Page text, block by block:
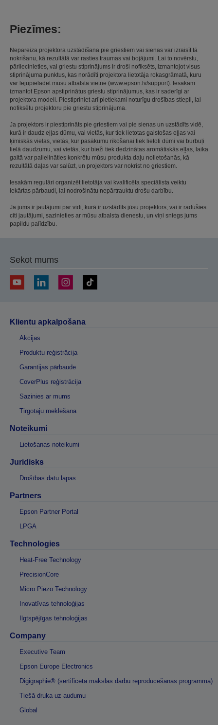
Piezīmes:
Nepareiza projektora uzstādīšana pie griestiem vai sienas var izraisīt tā
nokrišanu, kā rezultātā var rasties traumas vai bojājumi. Lai to novērstu,
pārliecinieties, vai griestu stiprinājums ir droši nofiksēts, izmantojot visus
stiprinājuma punktus, kas norādīti projektora lietotāja rokasgrāmatā, kuru
var lejupielādēt mūsu atbalsta vietnē (www.epson.lv/support). Iesakām
izmantot Epson apstiprinātus griestu stiprinājumus, kas ir saderīgi ar
projektora modeli. Piestipriniet arī pietiekami noturīgu drošības stiepli, lai
nofiksētu projektoru pie griestu stiprinājuma.
Ja projektors ir piestiprināts pie griestiem vai pie sienas un uzstādīts vidē,
kurā ir daudz eļļas dūmu, vai vietās, kur tiek lietotas gaistošas eļļas vai
ķīmiskās vielas, vietās, kur pasākumu rīkošanai tiek lietoti dūmi vai burbuļi
lielā daudzumu, vai vietās, kur bieži tiek dedzinātas aromātiskās eļļas, laika
gaitā var palielināties konkrētu mūsu produkta daļu nolietošanās, kā
rezultātā daļas var salūzt, un projektors var nokrist no griestiem.
Iesakām regulāri organizēt lietotāja vai kvalificēta speciālista veiktu
iekārtas pārbaudi, lai nodrošinātu nepārtrauktu drošu darbību.
Ja jums ir jautājumi par vidi, kurā ir uzstādīts jūsu projektors, vai ir radušies
citi jautājumi, sazinieties ar mūsu atbalsta dienestu, un viņi sniegs jums
papildu palīdzību.
Sekot mums
Klientu apkalpošana
Akcijas
Produktu reģistrācija
Garantijas pārbaude
CoverPlus reģistrācija
Sazinies ar mums
Tirgotāju meklēšana
Noteikumi
Lietošanas noteikumi
Juridisks
Drošības datu lapas
Partners
Epson Partner Portal
LPGA
Technologies
Heat-Free Technology
PrecisionCore
Micro Piezo Technology
Inovatīvas tehnoloģijas
Ilgtspējīgas tehnoloģijas
Company
Executive Team
Epson Europe Electronics
Digigraphie® (sertificēta mākslas darbu reproducēšanas programma)
Tiešā druka uz audumu
Global